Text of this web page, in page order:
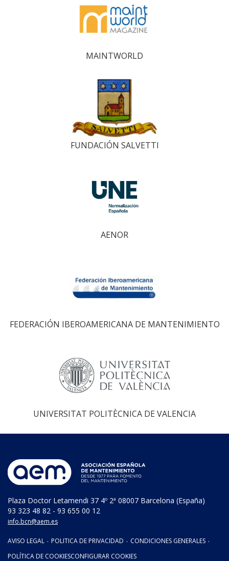
MAINTWORLD
FUNDACIÓN SALVETTI
AENOR
FEDERACIÓN IBEROAMERICANA DE MANTENIMIENTO
UNIVERSITAT POLITÈCNICA DE VALENCIA
Plaza Doctor Letamendi 37 4º 2ª 08007 Barcelona (España)
93 323 48 82 - 93 655 00 12
info.bcn@aem.es
AVISO LEGAL · POLITICA DE PRIVACIDAD · CONDICIONES GENERALES ·
POLÍTICA DE COOKIESCONFIGURAR COOKIES